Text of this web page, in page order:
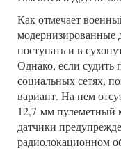
Как отмечает
модернизированные
поступать и в
Однако, если
социальных сетях,
вариант. На нем
12,7-мм пулеметный
датчики
радиолокационном